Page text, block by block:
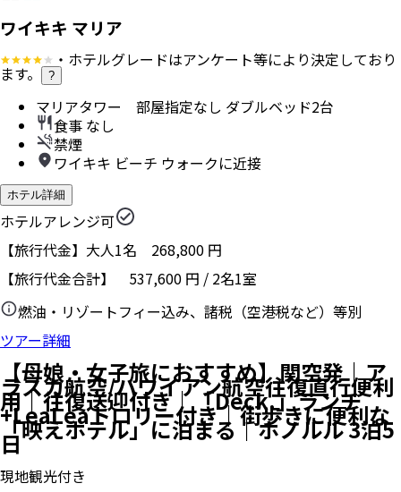
ワイキキ マリア
・ホテルグレードはアンケート等により決定しており
ます。 ?
マリアタワー 部屋指定なし ダブルベッド2台
食事 なし
禁煙
ワイキキ ビーチ ウォークに近接
ホテル詳細
ホテルアレンジ可
【旅行代金】大人1名 268,800 円
【旅行代金合計】 537,600 円 / 2名1室
燃油・リゾートフィー込み、諸税（空港税など）等別
ツアー詳細
【母娘・女子旅におすすめ】関空発｜ア
ラスカ航空/ハワイアン航空往復直行便利
用｜往復送迎付き｜「Deck.」ランチ
+LeaLeaトロリー付き｜街歩きに便利な
「映えホテル」に泊まる｜ホノルル 3泊5
日
現地観光付き